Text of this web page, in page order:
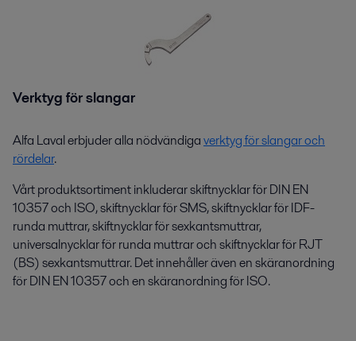
Verktyg för slangar
Alfa Laval erbjuder alla nödvändigaverktyg för slangar och
rördelar.
Vårt produktsortiment inkluderar skiftnycklar för DIN EN
10357 och ISO, skiftnycklar för SMS, skiftnycklar för IDF-
runda muttrar, skiftnycklar för sexkantsmuttrar,
universalnycklar för runda muttrar och skiftnycklar för RJT
(BS) sexkantsmuttrar. Det innehåller även en skäranordning
för DIN EN 10357 och en skäranordning för ISO.